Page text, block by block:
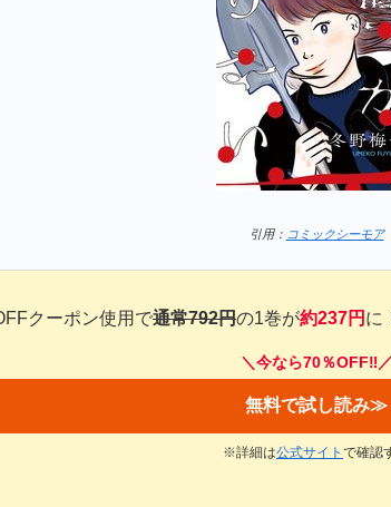
引用： コミックシーモア
クーポン使用で通常792円の1巻が約237円 に
＼今なら70％OFF‼／
無料で試し読み≫
※詳細は公式サイト で確認